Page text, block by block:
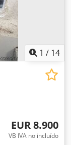
1 / 14
EUR 8.900
VB IVA no incluído